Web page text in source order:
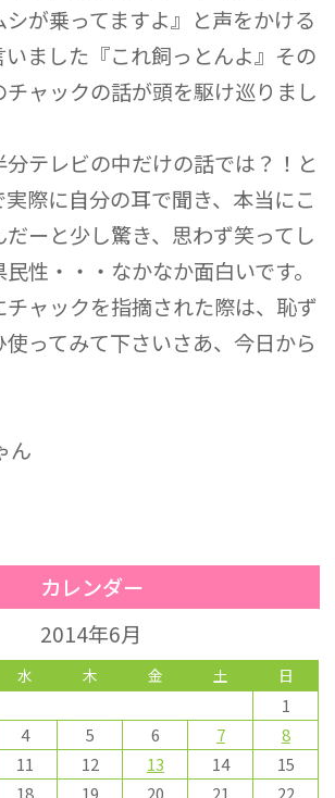
が乗ってますよ』と声をかける
いました『これ飼っとんよ』その
ャックの話が頭を駆け巡りまし
テレビの中だけの話では？！と
際に自分の耳で聞き、本当にこ
ーと少し驚き、思わず笑ってし
性・・・なかなか面白いです。
ャックを指摘された際は、恥ず
ってみて下さいさあ、今日から
カレンダー
2014年6月
水 木 金 土 日
1
4 5 6 7
8
11 12 13 14
15